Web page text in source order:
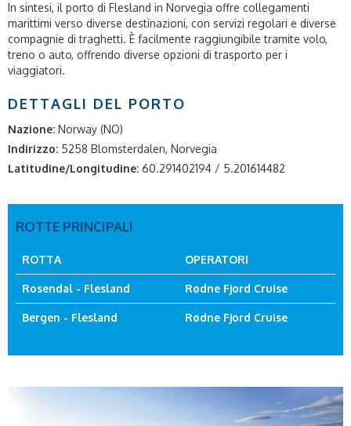
In sintesi, il porto di Flesland in Norvegia offre collegamenti
marittimi verso diverse destinazioni, con servizi regolari e diverse
compagnie di traghetti. È facilmente raggiungibile tramite volo,
treno o auto, offrendo diverse opzioni di trasporto per i
viaggiatori.
DETTAGLI DEL PORTO
Nazione: Norway (NO)
Indirizzo: 5258 Blomsterdalen, Norvegia
Latitudine/Longitudine: 60.291402194 / 5.201614482
ROTTE PRINCIPALI
ROTTA OPERATORI
Rosendal - Flesland Rødne Fjord Cruise
Bergen - Flesland Rødne Fjord Cruise